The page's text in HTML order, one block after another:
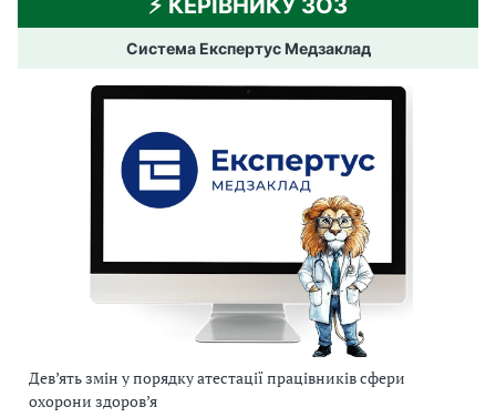
Система Експертус Медзаклад
Дев’ять змін у порядку атестації працівників сфери
охорони здоров’я